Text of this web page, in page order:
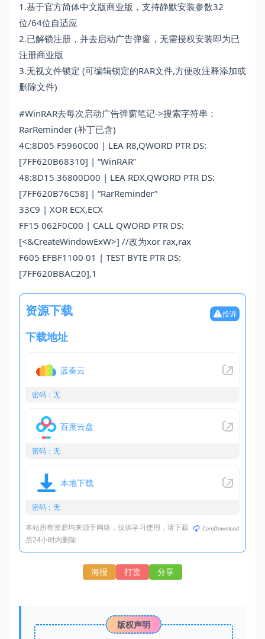
1.基于官方简体中文版商业版，支持静默安装参数32
位/64位自适应
2.已解锁注册，并去启动广告弹窗，无需授权安装即为已
注册商业版
3.无视文件锁定 (可编辑锁定的RAR文件,方便改注释添加或
删除文件)
#WinRAR去每次启动广告弹窗笔记->搜索字符串：
RarReminder (补丁已含)
4C:8D05 F5960C00 | LEA R8,QWORD PTR DS:
[7FF620B68310] | “WinRAR”
48:8D15 36800D00 | LEA RDX,QWORD PTR DS:
[7FF620B76C58] | “RarReminder”
33C9 | XOR ECX,ECX
FF15 062F0C00 | CALL QWORD PTR DS:
[<&CreateWindowExW>] //改为xor rax,rax
F605 EFBF1100 01 | TEST BYTE PTR DS:
[7FF620BBAC20],1
资源下载 投诉
下载地址
蓝奏云
密码：无
百度云盘
密码：无
本地下载
密码：无
本站所有资源均来源于网络，仅供学习使用，请下载
后24小时内删除
海报 打赏 分享
版权声明